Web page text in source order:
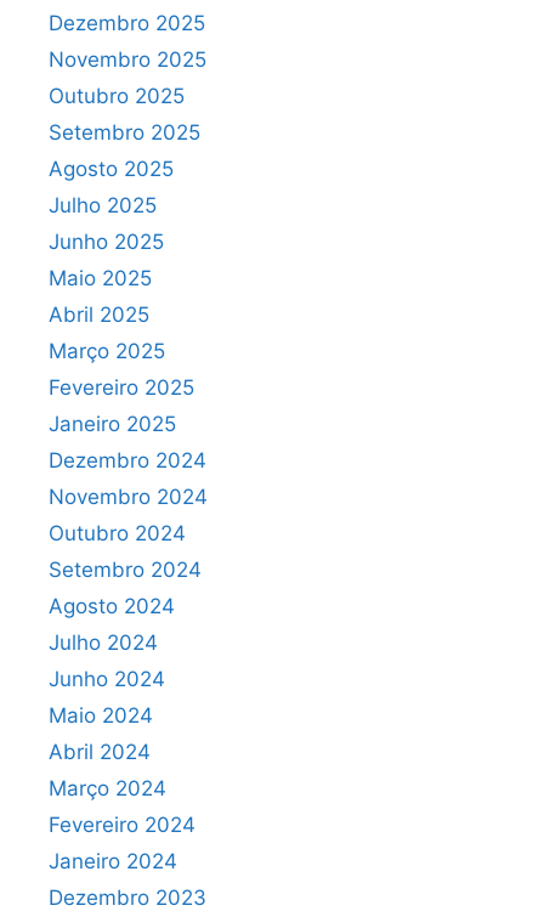
Dezembro 2025
Novembro 2025
Outubro 2025
Setembro 2025
Agosto 2025
Julho 2025
Junho 2025
Maio 2025
Abril 2025
Março 2025
Fevereiro 2025
Janeiro 2025
Dezembro 2024
Novembro 2024
Outubro 2024
Setembro 2024
Agosto 2024
Julho 2024
Junho 2024
Maio 2024
Abril 2024
Março 2024
Fevereiro 2024
Janeiro 2024
Dezembro 2023